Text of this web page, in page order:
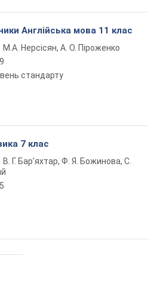
Англійська мова 11 клас
М.А. Нерсісян, А. О. Піроженко
стандарту
7 клас
В. Г. Бар’яхтар, Ф. Я. Божинова, С.